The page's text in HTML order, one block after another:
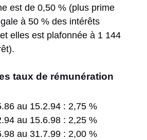
est de 0,50 % (plus prime
à 50 % des intérêts
elles est plafonnée à 1 144
taux de rémunération
au 15.2.94 : 2,75 %
au 15.6.98 : 2,25 %
au 31.7.99 : 2,00 %